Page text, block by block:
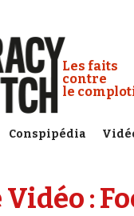
Conspiracy
Les faits
contre
le
Conspipédia
: